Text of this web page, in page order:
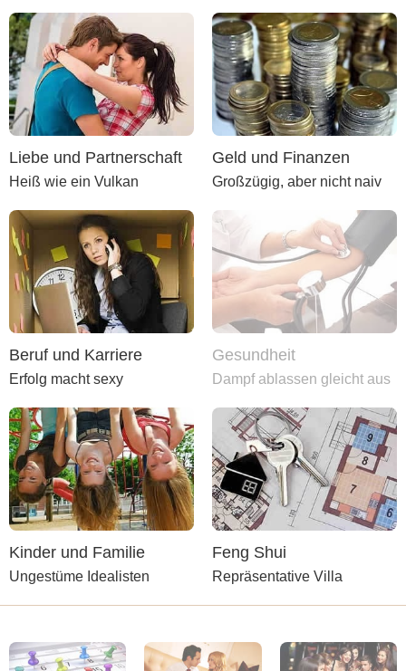
Liebe und Partnerschaft
Heiß wie ein Vulkan
Geld und Finanzen
Großzügig, aber nicht naiv
Beruf und Karriere
Erfolg macht sexy
Gesundheit
Dampf ablassen gleicht aus
Kinder und Familie
Ungestüme Idealisten
Feng Shui
Repräsentative Villa